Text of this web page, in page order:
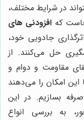
در شرایط مختلف،
که افزودنی های
جادویی خود،
حل می‌کنند. از
مقاومت و دوام و
این امکان را می‌دهند
بسازیم. در این
به بررسی انواع